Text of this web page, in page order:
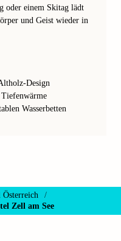
oder einem Skitag lädt
und Geist wieder in
Design
Wasserbetten
/
Zell am See